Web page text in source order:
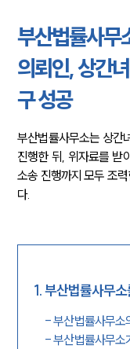
부산법률사무
의뢰인, 상간
구 성공
부산법률사무소는 상간
진행한 뒤, 위자료를 받
소송 진행까지 모두 조
다.
1.부산법률사무
-부산법률사무소
-부산법률사무소